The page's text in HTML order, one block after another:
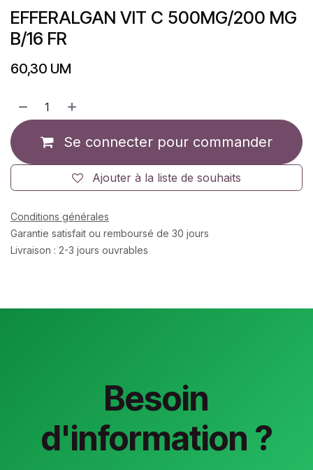
EFFERALGAN VIT C 500MG/200 MG
B/16 FR
60,30 UM
Se connecter pour commander
Ajouter à la liste de souhaits
Conditions générales
Garantie satisfait ou remboursé de 30 jours
Livraison : 2-3 jours ouvrables
Besoin
d'information ?